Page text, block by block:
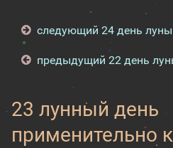
следующий 24 день луны
предыдущий 22 день
23 лунный день
применительно